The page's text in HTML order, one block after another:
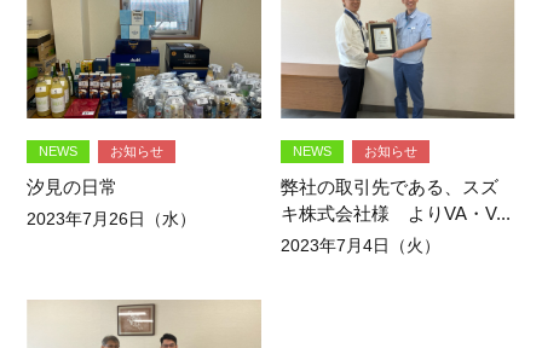
NEWS お知らせ
汐見の日常
2023年7月26日（水）
NEWS お知らせ
弊社の取引先である、スズ
キ株式会社様 よりVA・V...
2023年7月4日（火）